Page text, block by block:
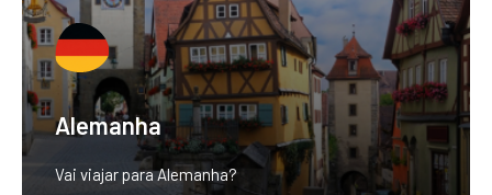
Alemanha
Vai viajar para Alemanha?